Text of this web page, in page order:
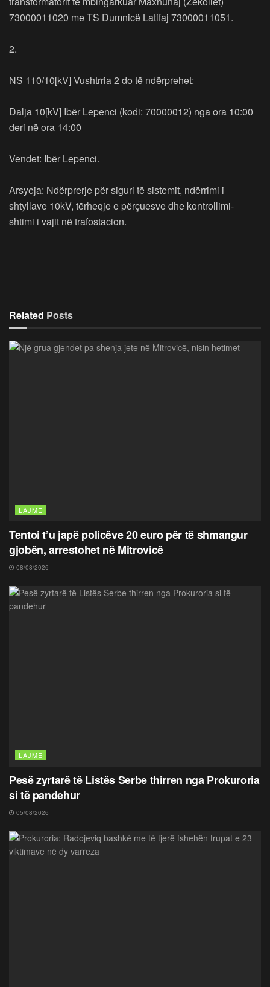
73000011020 me TS Dumnicë Latifaj 73000011051.
2.
NS 110/10[kV] Vushtrria 2 do të ndërprehet:
Dalja 10[kV] Ibër Lepenci (kodi: 70000012) nga ora 10:00
deri në ora 14:00
Vendet: Ibër Lepenci.
Arsyeja: Ndërprerje për siguri të sistemit, ndërrimi i
shtyllave 10kV, tërheqje e përçuesve dhe kontrollimi-
shtimi i vajit në trafostacion.
Related Posts
LAJME
Tentoi t’u japë policëve 20 euro për të shmangur
gjobën, arrestohet në Mitrovicë
08/08/2026
LAJME
Pesë zyrtarë të Listës Serbe thirren nga Prokuroria
si të pandehur
05/08/2026